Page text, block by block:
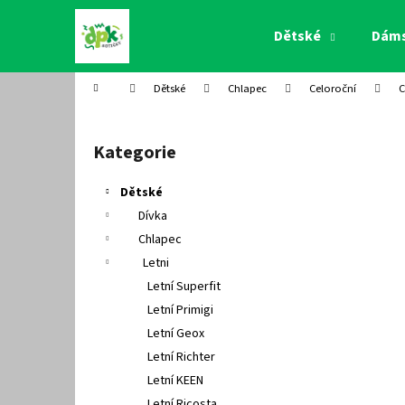
Dětské
Domů Dětské Chlapec Celoroční
Přeskočit
kategorie
Kategorie
Dětské
Dívka
Chlapec
Letni
Letní Superfit
Letní Primigi
Letní Geox
Letní Richter
Letní KEEN
í
Zpět
do
Zpět
do